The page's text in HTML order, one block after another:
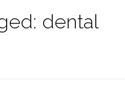
dental